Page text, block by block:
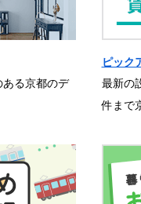
る京都のデ
ピック
最新の
件まで